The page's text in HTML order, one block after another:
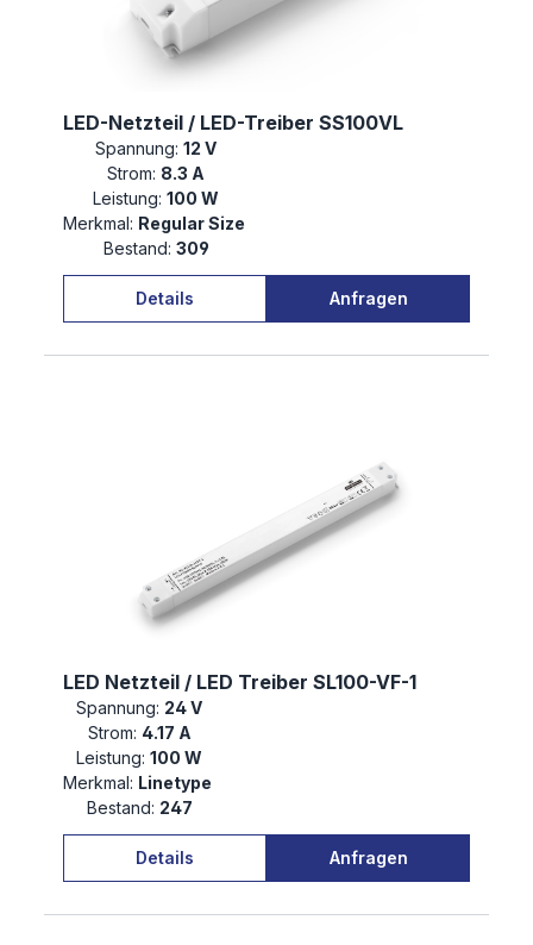
LED-Netzteil / LED-Treiber SS100VL
Spannung: 12 V
Strom: 8.3 A
Leistung: 100 W
Merkmal: Regular Size
Bestand: 309
Details Anfragen
LED Netzteil / LED Treiber SL100-VF-1
Spannung: 24 V
Strom: 4.17 A
Leistung: 100 W
Merkmal: Linetype
Bestand: 247
Details Anfragen